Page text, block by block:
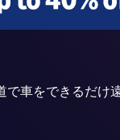
をできるだけ